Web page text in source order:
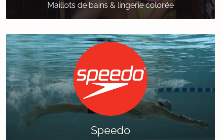
Maillots de bains & lingerie colorée
Speedo